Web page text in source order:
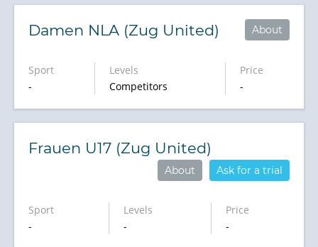
Damen NLA (Zug United) About
Sport
-
Levels
Competitors
Price
-
Frauen U17 (Zug United)
Ask for a trial
About
Sport
-
Levels
-
Price
-